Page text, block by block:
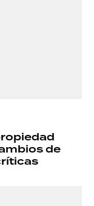
de